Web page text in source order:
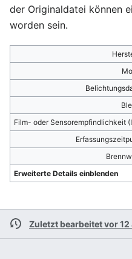
der Originaldatei können
worden sein.
Film- oder Sensorempfindlichkeit
Erweiterte Details einblenden
Zuletzt bearbeitet vor 12